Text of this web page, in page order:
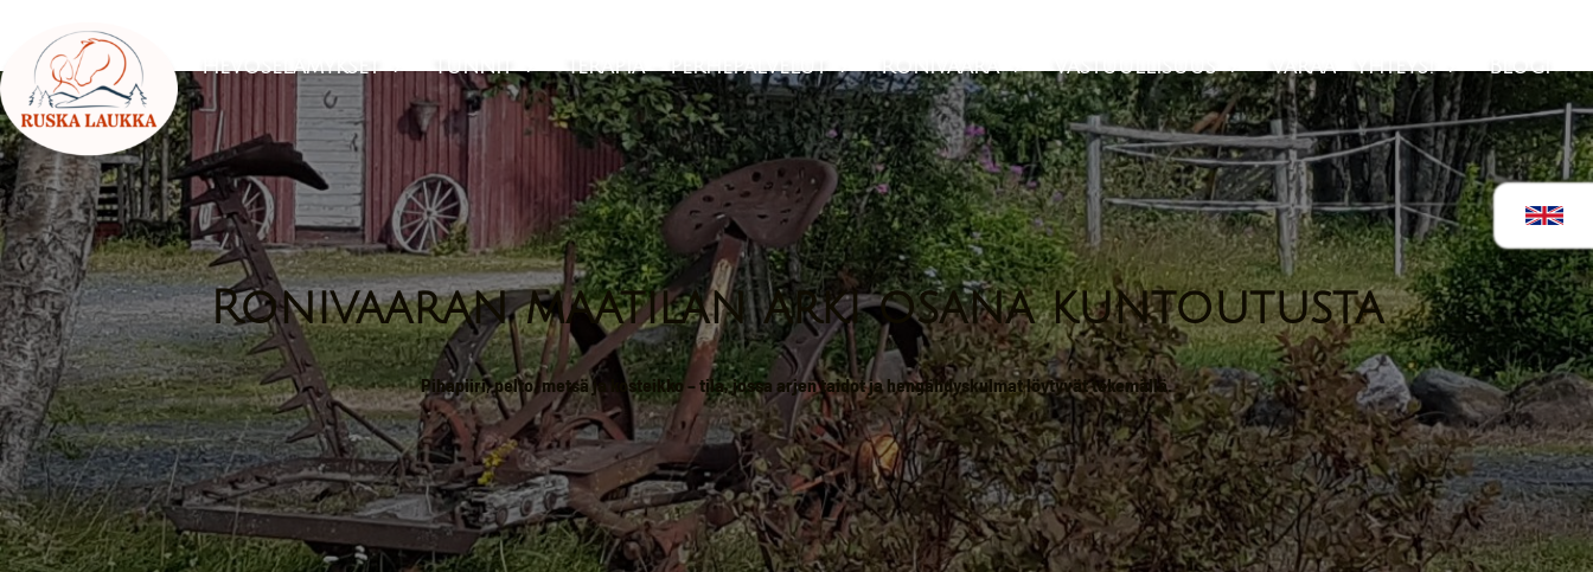
Hevoselämykset Tunnit Terapia - Perhepalvelut Ronivaara Vastuullisuus Varaa Yhteys! Blogi
Ronivaaran maatilan arki osana kuntoutusta
Pihapiiri, pelto, metsä ja kosteikko – tila, jossa arjen taidot ja hengähdyskulmat löytyvät tekemällä.